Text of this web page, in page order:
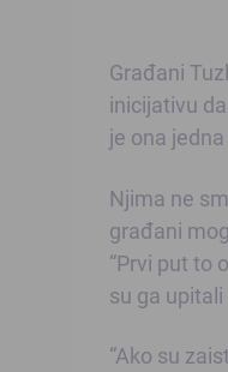
Građani
inicijativu
je ona
Njima ne
građani
“Prvi put to
su ga
“Ako su